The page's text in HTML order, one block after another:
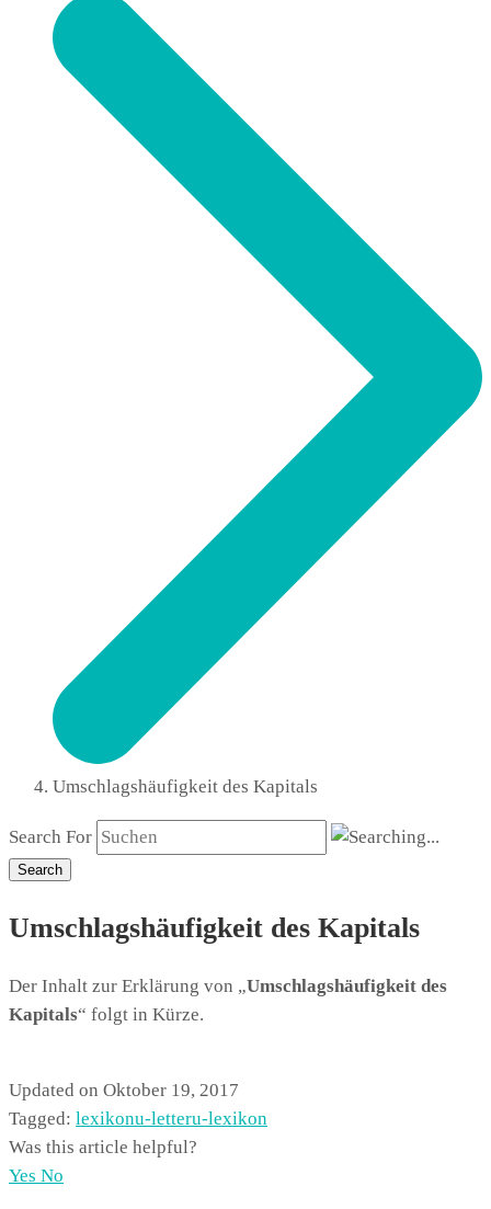
Umschlagshäufigkeit des Kapitals
Search For
Search
Umschlagshäufigkeit des Kapitals
Der Inhalt zur Erklärung von „Umschlagshäufigkeit des
Kapitals“ folgt in Kürze.
Updated on Oktober 19, 2017
Tagged: lexikonu-letteru-lexikon
Was this article helpful?
Yes No